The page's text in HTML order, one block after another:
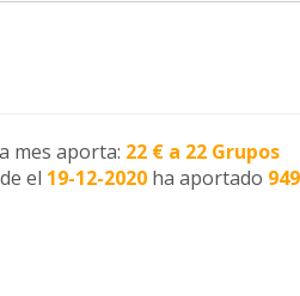
mes aporta: 22 € a 22 Grupos
el 19-12-2020 ha aportado